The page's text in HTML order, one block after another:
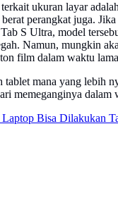
ukuran layar
perangkat juga.
S Ultra, model
Namun, mungkin
film dalam waktu
mana yang lebih
memeganginya dalam
Laptop Bisa Dilakukan